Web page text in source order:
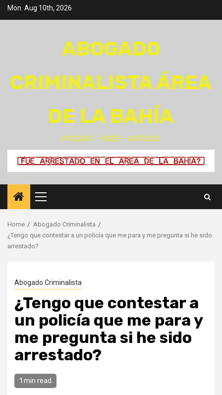
SkipMon. Aug 10th, 2026
ABOGADO
CRIMINALISTA ÁREA
DE LA BAHÍA
PODCAST – VIDEO – ARTÍCULO
Primary
Menu
Home
Abogado Criminalista
¿Tengo que contestar a un policía que me para y me pregunta si he sido
arrestado?
Abogado Criminalista
¿Tengo que contestar a
un policía que me para y
me pregunta si he sido
arrestado?
1 min read